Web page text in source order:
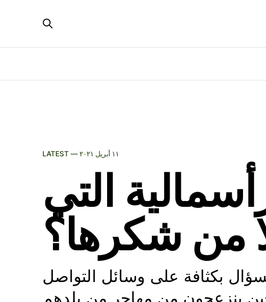
LATEST — ١١ أبريل ٢٠٢١
التي
من شكرها؟
2021 يطرح هذا السؤال بكثافة على وسائل التواصل
ينزعجون من مهاجر من بلدهم